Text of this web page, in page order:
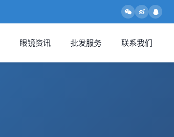
眼镜资讯 批发服务 联系我们